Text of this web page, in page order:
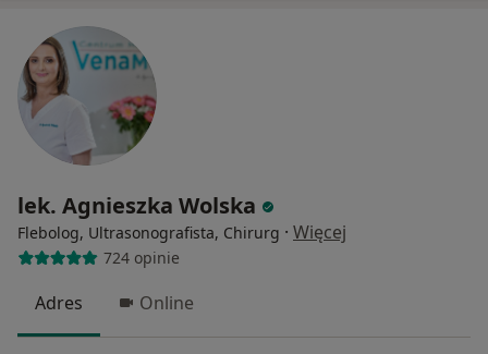
lek. Agnieszka Wolska
Flebolog, Ultrasonografista, Chirurg · Więcej
724 opinie
Adres Online